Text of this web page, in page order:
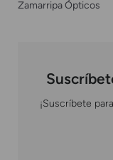
Zamarripa Ópticos
¡Suscríbete